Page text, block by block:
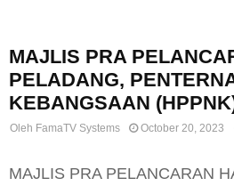
MAJLIS PRA
PELADANG,
KEBANGSAAN
Oleh FamaTV Systems October 20, 2023
MAJLIS PRA PELANCARAN